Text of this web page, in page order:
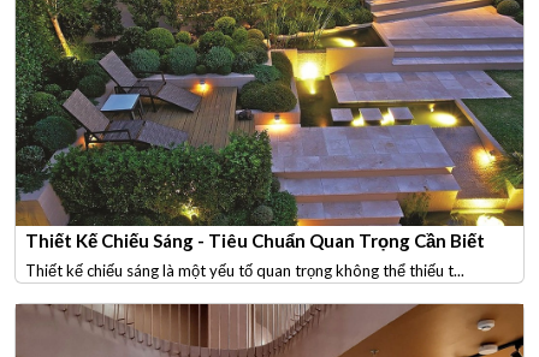
Thiết Kế Chiếu Sáng - Tiêu Chuẩn Quan Trọng Cần Biết
Thiết kế chiếu sáng là một yếu tố quan trọng không thể thiếu t...